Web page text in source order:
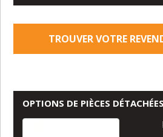
TROUVER VOTRE
OPTIONS DE PIÈCES DÉTACHÉES